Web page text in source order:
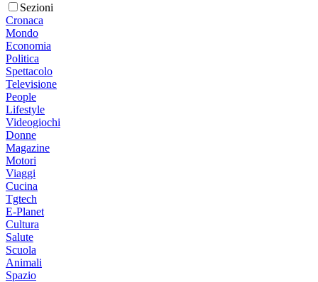
Sezioni
Cronaca
Mondo
Economia
Politica
Spettacolo
Televisione
People
Lifestyle
Videogiochi
Donne
Magazine
Motori
Viaggi
Cucina
Tgtech
E-Planet
Cultura
Salute
Scuola
Animali
Spazio